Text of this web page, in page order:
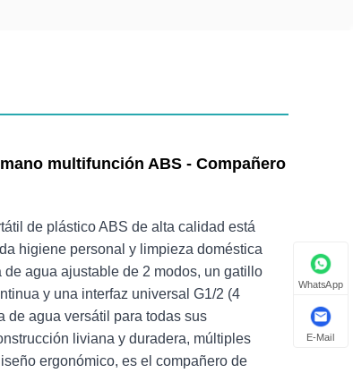
multifunción ABS - Compañero
de plástico ABS de alta calidad está
higiene personal y limpieza doméstica
de agua ajustable de 2 modos, un gatillo
y una interfaz universal G1/2 (4
de agua versátil para todas sus
liviana y duradera, múltiples
ergonómico, es el compañero de
WhatsApp
E-Mail